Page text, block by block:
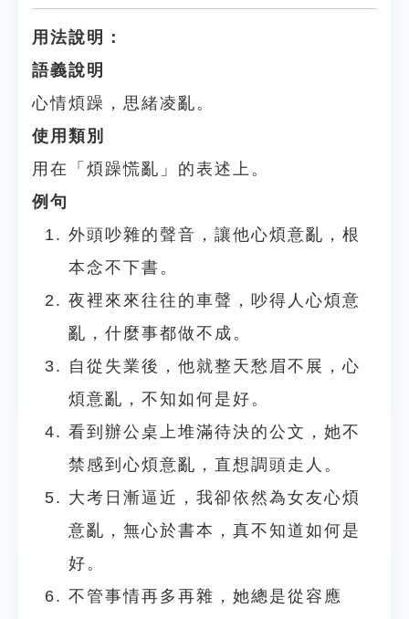
用法說明：
語義說明
心情煩躁，思緒凌亂。
使用類別
用在「煩躁慌亂」的表述上。
例句
外頭吵雜的聲音，讓他心煩意亂，根
本念不下書。
夜裡來來往往的車聲，吵得人心煩意
亂，什麼事都做不成。
自從失業後，他就整天愁眉不展，心
煩意亂，不知如何是好。
看到辦公桌上堆滿待決的公文，她不
禁感到心煩意亂，直想調頭走人。
大考日漸逼近，我卻依然為女友心煩
意亂，無心於書本，真不知道如何是
好。
不管事情再多再雜，她總是從容應